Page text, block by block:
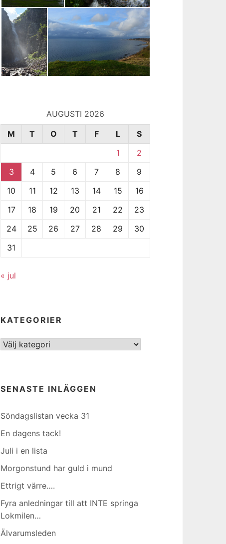
AUGUSTI 2026
M
T O T F L
S
1
2
3
4 5 6 7 8
9
10
11 12 13 14 15
16
17
18 19 20 21 22
23
24
25 26 27 28 29
30
31
« jul
KATEGORIER
Kategorier
SENASTE INLÄGGEN
Söndagslistan vecka 31
En dagens tack!
Juli i en lista
Morgonstund har guld i mund
Ettrigt värre….
Fyra anledningar till att INTE springa
Lokmilen…
Älvarumsleden